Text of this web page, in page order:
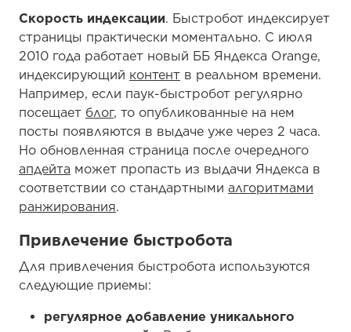
Скорость индексации. Быстробот индексирует
страницы практически моментально. С июля
2010 года работает новый ББ Яндекса Orange,
индексирующий контент в реальном времени.
Например, если паук-быстробот регулярно
посещает блог, то опубликованные на нем
посты появляются в выдаче уже через 2 часа.
Но обновленная страница после очередного
апдейта может пропасть из выдачи Яндекса в
соответствии со стандартными алгоритмами
ранжирования.
Привлечение быстробота
Для привлечения быстробота используются
следующие приемы:
регулярное добавление уникального